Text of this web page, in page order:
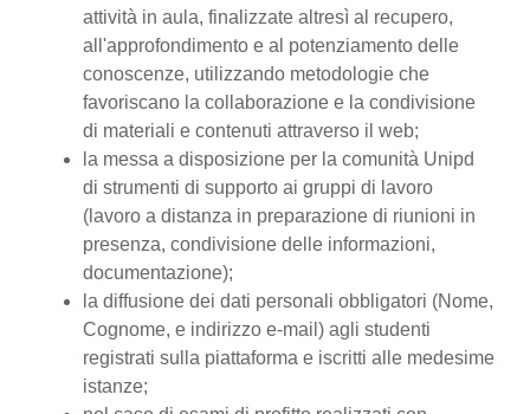
attività in aula, finalizzate altresì al recupero,
all'approfondimento e al potenziamento delle
conoscenze, utilizzando metodologie che
favoriscano la collaborazione e la condivisione
di materiali e contenuti attraverso il web;
la messa a disposizione per la comunità Unipd
di strumenti di supporto ai gruppi di lavoro
(lavoro a distanza in preparazione di riunioni in
presenza, condivisione delle informazioni,
documentazione);
la diffusione dei dati personali obbligatori (Nome,
Cognome, e indirizzo e-mail) agli studenti
registrati sulla piattaforma e iscritti alle medesime
istanze;